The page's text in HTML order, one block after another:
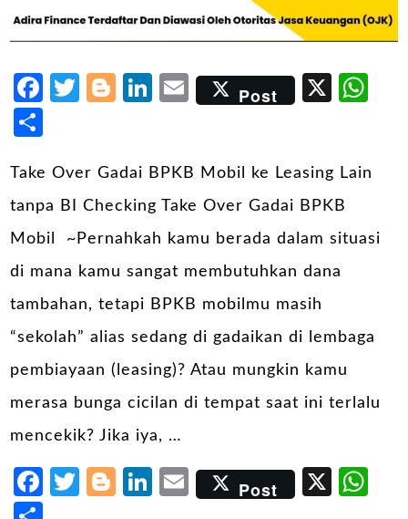
Facebook
Twitter
Blogger
LinkedIn
Email
Post X
Take Over Gadai BPKB Mobil ke Leasing Lain
tanpa BI Checking Take Over Gadai BPKB
Mobil ~Pernahkah kamu berada dalam situasi
di mana kamu sangat membutuhkan dana
tambahan, tetapi BPKB mobilmu masih
“sekolah” alias sedang di gadaikan di lembaga
pembiayaan (leasing)? Atau mungkin kamu
merasa bunga cicilan di tempat saat ini terlalu
mencekik? Jika iya, …
Facebook
Twitter
Blogger
LinkedIn
Email
Post X